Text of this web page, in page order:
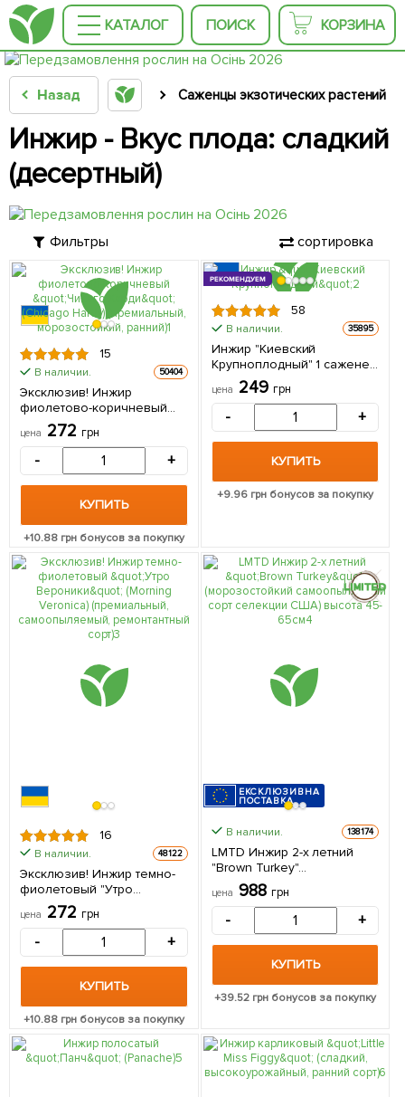
КАТАЛОГ ПОИСК КОРЗИНА
Назад Саженцы экзотических растений
Инжир - Вкус плода: сладкий
(десертный)
Фильтры сортировка
15
В наличии. 50404
Эксклюзив! Инжир
фиолетово-коричневый
"Чикаго Харди" (Chicago
Hardy) (премиальный,
морозостойкий, ранний) 1
саженец в упаковке
цена 272 грн
- +
КУПИТЬ
+10.88грн бонусов за покупку
РЕКОМЕНДУЕМ
58
В наличии. 35895
Инжир "Киевский
Крупноплодный" 1 саженец
в упаковке
цена 249 грн
- +
КУПИТЬ
+9.96грн бонусов за покупку
16
В наличии. 48122
Эксклюзив! Инжир темно-
фиолетовый "Утро
Вероники" (Morning
Veronica) (премиальный,
самоопыляемый,
ремонтантный сорт) 1
саженец в упаковке
цена 272 грн
- +
КУПИТЬ
+10.88грн бонусов за покупку
ЕКСКЛЮЗИВНА
ПОСТАВКА
В наличии. 138174
LMTD Инжир 2-х летний
"Brown Turkey"
(морозостойкий
самоопыляемый сорт
селекции США) высота 45-
65см из Нидерландов 1
саженец в упаковке
цена 988 грн
- +
КУПИТЬ
+39.52 грн бонусов за покупку